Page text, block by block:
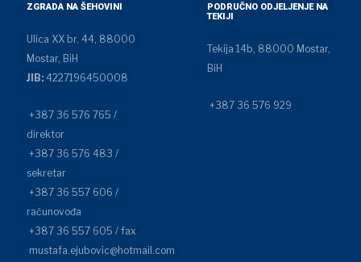
ZGRADA NA ŠEHOVINI
Ulica XX br. 44, 88000
Mostar, BiH
JIB:4227196450008
+387 36 576 765 /
direktor
+387 36 576 483 /
sekretar
+387 36 557 606 /
računovođa
+387 36 557 605 / fax
mustafa.ejubovic@hotmail.com
PODRUČNO ODJELJENJE NA
TEKIJI
Tekija 14b, 88000 Mostar,
BiH
+387 36 576 929